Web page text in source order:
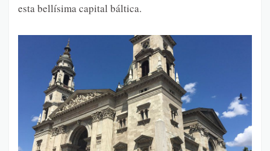
esta bellísima capital báltica.